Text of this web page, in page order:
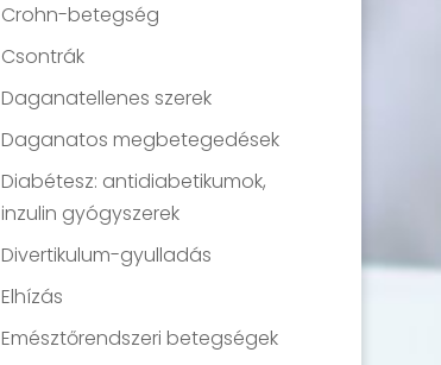
Crohn-betegség
Csontrák
Daganatellenes szerek
Daganatos megbetegedések
Diabétesz: antidiabetikumok,
inzulin gyógyszerek
Divertikulum-gyulladás
Elhízás
Emésztőrendszeri betegségek